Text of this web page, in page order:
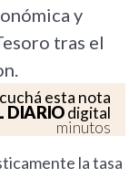
y
tras el
esta nota
DIARIOdigital
minutos
la tasa